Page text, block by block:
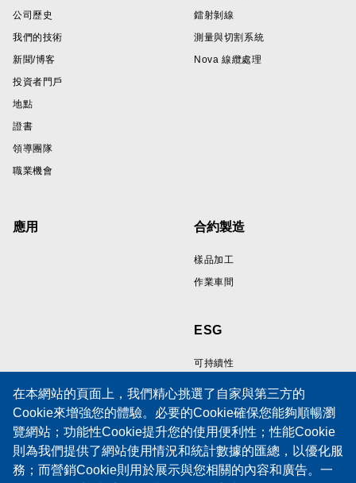
在本網站的頁面上，我們精心挑選了自家與第三方的
Cookie來增強您的體驗。必要的Cookie確保您能夠順暢瀏
覽網站；功能性Cookie提升您的使用便利性；性能Cookie
則為我們提供了網站使用情況和統計數據的匯總，以優化服
務；而營銷Cookie則用於展示與您相關的內容和廣告。一
公司歷史
我們的技術
新聞/博客
投資者門戶
地點
證書
領導團隊
職業機會
鐳射剝線
測量與切割系統
Nova 線纜處理
應用 合約製造
樣品加工
作業車間
ESG
可持續性
資源
線纜樣品展示區
技術論文
支持
技術支援
培訓